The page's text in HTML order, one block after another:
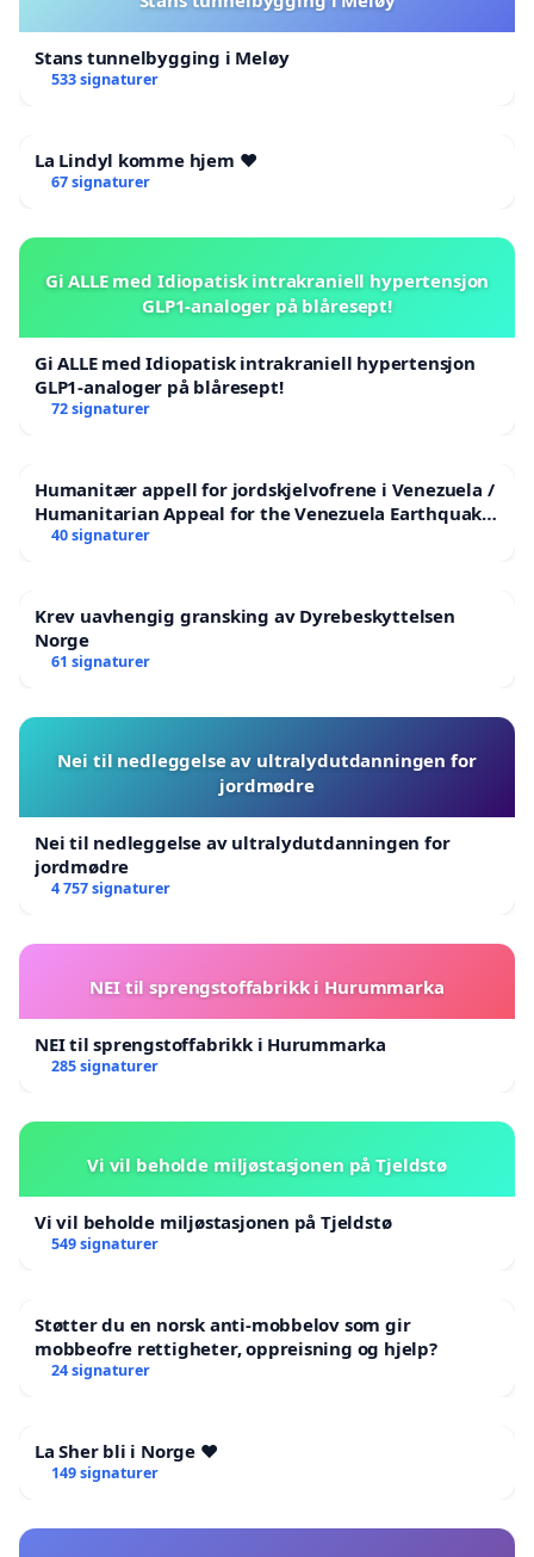
Stans tunnelbygging i Meløy
533 signaturer
La Lindyl komme hjem ❤️
67 signaturer
Gi ALLE med Idiopatisk intrakraniell hypertensjon
GLP1-analoger på blåresept!
Gi ALLE med Idiopatisk intrakraniell hypertensjon
GLP1-analoger på blåresept!
72 signaturer
Humanitær appell for jordskjelvofrene i Venezuela /
Humanitarian Appeal for the Venezuela Earthquake
Victims
40 signaturer
Krev uavhengig gransking av Dyrebeskyttelsen
Norge
61 signaturer
Nei til nedleggelse av ultralydutdanningen for
jordmødre
Nei til nedleggelse av ultralydutdanningen for
jordmødre
4 757 signaturer
NEI til sprengstoffabrikk i Hurummarka
NEI til sprengstoffabrikk i Hurummarka
285 signaturer
Vi vil beholde miljøstasjonen på Tjeldstø
Vi vil beholde miljøstasjonen på Tjeldstø
549 signaturer
Støtter du en norsk anti-mobbelov som gir
mobbeofre rettigheter, oppreisning og hjelp?
24 signaturer
La Sher bli i Norge ❤️
149 signaturer